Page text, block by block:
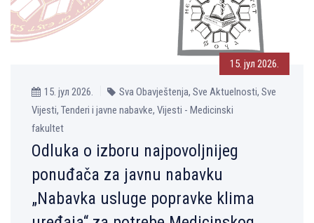
15. јул 2026.
15. јул 2026.
Sva Obavještenja, Sve Aktuelnosti, Sve
Vijesti, Tenderi i javne nabavke, Vijesti - Medicinski
fakultet
Odluka o izboru najpovoljnijeg
ponuđača za javnu nabavku
„Nabavka usluge popravke klima